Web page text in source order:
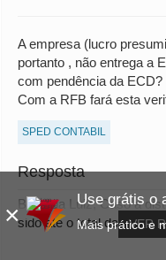
×
Use grátis o
Mais prático e
A empresa (lucro
portanto , não entrega a
com pendência da ECD?
Com a RFB fará esta
SPED CONTABIL
Resposta
VER
Bom dia Luiz, Caso a
sido até o total da base